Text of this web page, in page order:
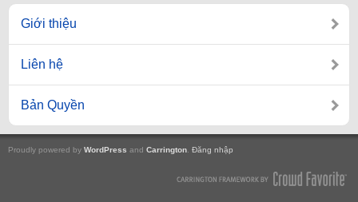
Giới thiệu
Liên hệ
Bản Quyền
Proudly powered by WordPress and Carrington Đăng nhập